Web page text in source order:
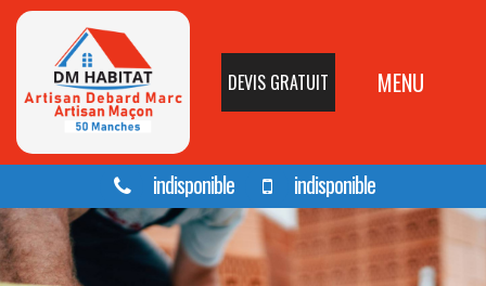
DEVIS GRATUIT MENU
indisponible indisponible